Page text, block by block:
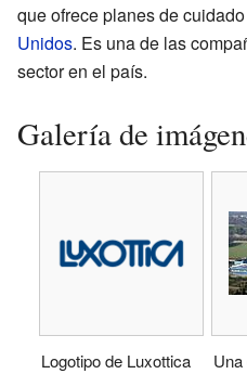
que ofrece planes de
Unidos. Es una de las
sector en el país.
Galería de
Logotipo de Luxottica